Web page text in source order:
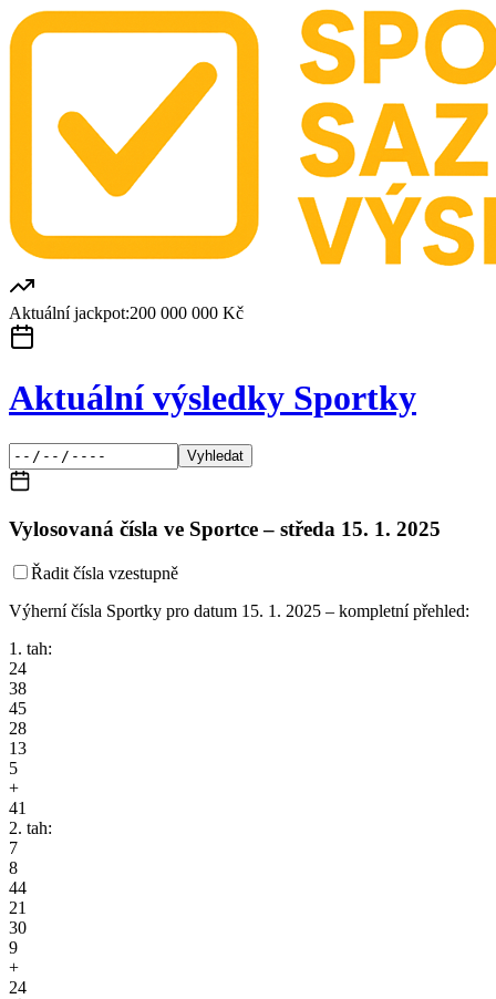
Aktuální jackpot:200 000 000 Kč
Aktuální výsledky Sportky
Vyhledat
Vylosovaná čísla ve Sportce – středa 15. 1. 2025
Řadit čísla vzestupně
Výherní čísla Sportky pro datum 15. 1. 2025 – kompletní přehled:
1. tah:
24
38
45
28
13
5
+
41
2. tah:
7
8
44
21
30
9
+
24